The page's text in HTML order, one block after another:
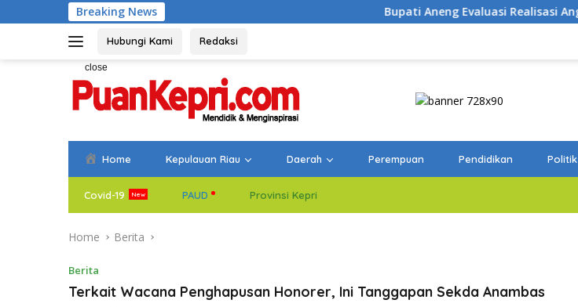
to
Breaking News Bupati Aneng Evaluasi Realisasi Anggaran Triwulan II 2026
Hubungi Kami Redaksi
close
Home Kepulauan Riau Daerah Perempuan Pendidikan Politik
Covid-19 PAUD Provinsi Kepri
Home Berita
Berita
Terkait Wacana Penghapusan Honorer, Ini Tanggapan Sekda Anambas